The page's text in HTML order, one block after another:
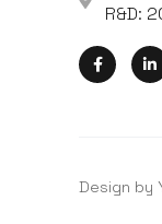
R&D:
Design by